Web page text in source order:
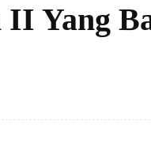
II Yang